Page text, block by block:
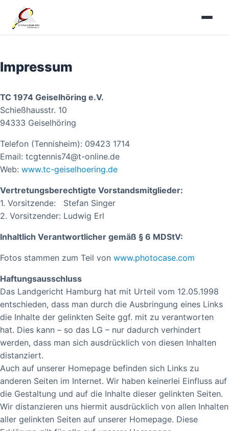
Inhalt
springen
Impressum
TC 1974 Geiselhöring e.V.
Schießhausstr. 10
94333 Geiselhöring
Telefon (Tennisheim): 09423 1714
Email: tcgtennis74@t-online.de
Web: www.tc-geiselhoering.de
Vertretungsberechtigte Vorstandsmitglieder:
1. Vorsitzende: Stefan Singer
2. Vorsitzender: Ludwig Erl
Inhaltlich Verantwortlicher gemäß § 6 MDStV:
Fotos stammen zum Teil von www.photocase.com
Haftungsausschluss
Das Landgericht Hamburg hat mit Urteil vom 12.05.1998
entschieden, dass man durch die Ausbringung eines Links
die Inhalte der gelinkten Seite ggf. mit zu verantworten
hat. Dies kann – so das LG – nur dadurch verhindert
werden, dass man sich ausdrücklich von diesen Inhalten
distanziert.
Auch auf unserer Homepage befinden sich Links zu
anderen Seiten im Internet. Wir haben keinerlei Einfluss auf
die Gestaltung und auf die Inhalte dieser gelinkten Seiten.
Wir distanzieren uns hiermit ausdrücklich von allen Inhalten
aller gelinkten Seiten auf unserer Homepage. Diese